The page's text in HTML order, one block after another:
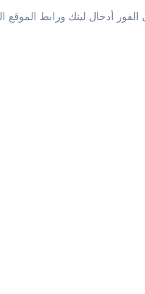
أدخال لينك ورابط الموقع